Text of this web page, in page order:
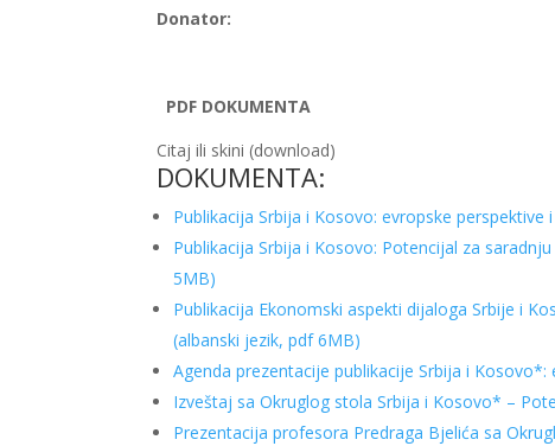
Donator:
PDF DOKUMENTA
Citaj ili skini (download)
DOKUMENTA:
Publikacija Srbija i Kosovo: evropske
Publikacija Srbija i Kosovo: Potencijal za
5MB)
Publikacija Ekonomski aspekti dijaloga Srbije i
(albanski jezik, pdf 6MB)
Agenda prezentacije publikacije Srbija i
Izveštaj sa Okruglog stola Srbija i Kosovo* –
Prezentacija profesora Predraga Bjelića sa